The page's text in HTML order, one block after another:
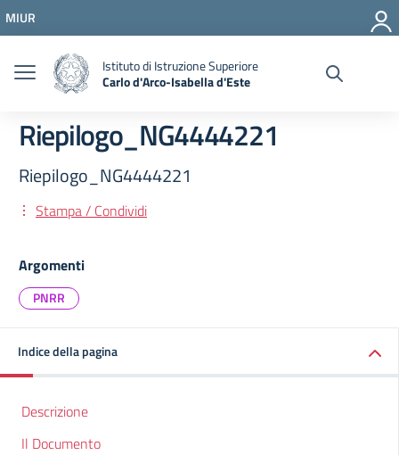
Vai al menu di navigazione
Vai al footer
MIUR
Istituto di Istruzione Superiore
Carlo d'Arco-Isabella d'Este
Riepilogo_NG4444221
Riepilogo_NG4444221
Stampa / Condividi
Argomenti
PNRR
Indice della pagina
Descrizione
Il Documento